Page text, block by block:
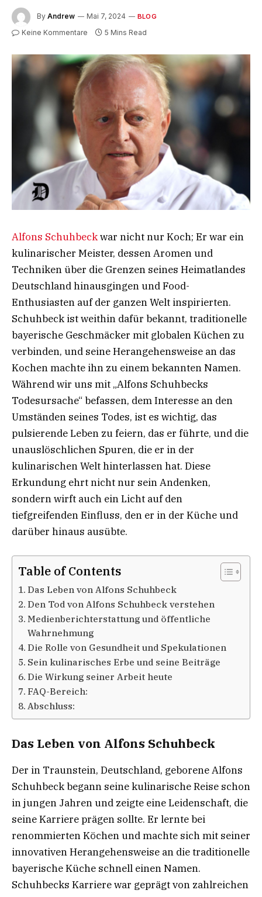
By Andrew Mai 7, 2024 BLOG
Keine Kommentare 5 Mins Read
Alfons Schuhbeckwar nicht nur Koch; Er war ein
kulinarischer Meister, dessen Aromen und
Techniken über die Grenzen seines Heimatlandes
Deutschland hinausgingen und Food-
Enthusiasten auf der ganzen Welt inspirierten.
Schuhbeck ist weithin dafür bekannt, traditionelle
bayerische Geschmäcker mit globalen Küchen zu
verbinden, und seine Herangehensweise an das
Kochen machte ihn zu einem bekannten Namen.
Während wir uns mit „Alfons Schuhbecks
Todesursache“ befassen, dem Interesse an den
Umständen seines Todes, ist es wichtig, das
pulsierende Leben zu feiern, das er führte, und die
unauslöschlichen Spuren, die er in der
kulinarischen Welt hinterlassen hat. Diese
Erkundung ehrt nicht nur sein Andenken,
sondern wirft auch ein Licht auf den
tiefgreifenden Einfluss, den er in der Küche und
darüber hinaus ausübte.
Table of Contents
Das Leben von Alfons Schuhbeck
Den Tod von Alfons Schuhbeck verstehen
Medienberichterstattung und öffentliche
Wahrnehmung
Die Rolle von Gesundheit und Spekulationen
Sein kulinarisches Erbe und seine Beiträge
Die Wirkung seiner Arbeit heute
FAQ-Bereich:
Abschluss:
Das Leben von Alfons Schuhbeck
Der in Traunstein, Deutschland, geborene Alfons
Schuhbeck begann seine kulinarische Reise schon
in jungen Jahren und zeigte eine Leidenschaft, die
seine Karriere prägen sollte. Er lernte bei
renommierten Köchen und machte sich mit seiner
innovativen Herangehensweise an die traditionelle
bayerische Küche schnell einen Namen.
Schuhbecks Karriere war geprägt von zahlreichen